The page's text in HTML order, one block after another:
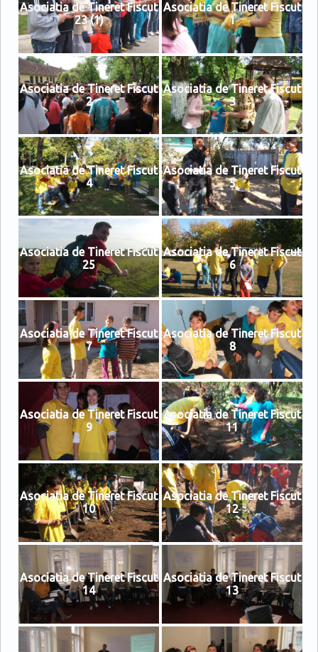
Asociatia de Tineret Fiscut
23 (1)
Asociatia de Tineret Fiscut
1
Asociatia de Tineret Fiscut
2
Asociatia de Tineret Fiscut
3
Asociatia de Tineret Fiscut
4
Asociatia de Tineret Fiscut
5
Asociatia de Tineret Fiscut
25
Asociatia de Tineret Fiscut
6
Asociatia de Tineret Fiscut
7
Asociatia de Tineret Fiscut
8
Asociatia de Tineret Fiscut
9
Asociatia de Tineret Fiscut
11
Asociatia de Tineret Fiscut
10
Asociatia de Tineret Fiscut
12
Asociatia de Tineret Fiscut
14
Asociatia de Tineret Fiscut
13